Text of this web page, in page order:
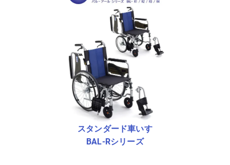
スタンダード車いす
BAL-Rシリーズ